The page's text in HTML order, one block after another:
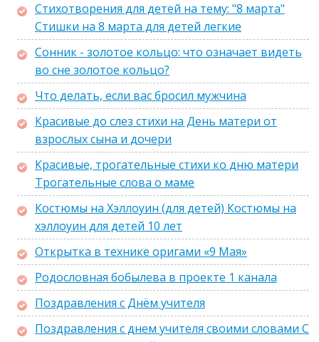
Стихотворения для детей на тему: "8 марта"
Стишки на 8 марта для детей легкие
Сонник - золотое кольцо: что означает видеть
во сне золотое кольцо?
Что делать, если вас бросил мужчина
Красивые до слез стихи на День матери от
взрослых сына и дочери
Красивые, трогательные стихи ко дню матери
Трогательные слова о маме
Костюмы на Хэллоуин (для детей) Костюмы на
хэллоуин для детей 10 лет
Открытка в технике оригами «9 Мая»
Родословная бобылева в проекте 1 канала
Поздравления с Днём учителя
Поздравления с днем учителя своими словами С